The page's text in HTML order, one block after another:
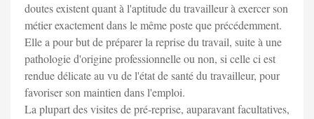
doutes existent quant à l'aptitude du travailleur à exercer son
métier exactement dans le même poste que précédemment.
Elle a pour but de préparer la reprise du travail, suite à une
pathologie d'origine professionnelle ou non, si celle ci est
rendue délicate au vu de l'état de santé du travailleur, pour
favoriser son maintien dans l'emploi.
La plupart des visites de pré-reprise, auparavant facultatives,